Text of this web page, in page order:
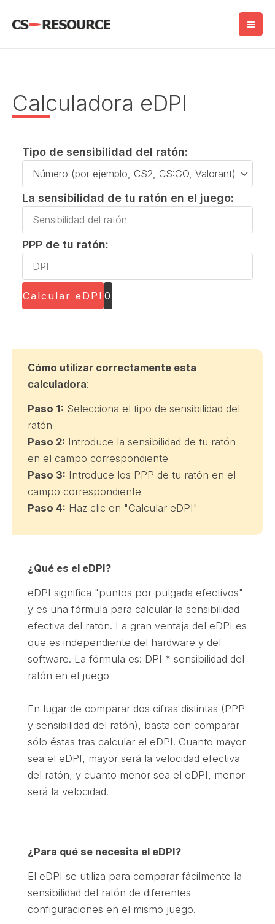
Calculadora eDPI
Tipo de sensibilidad del ratón:
Tipo
de
sensibilidad
del
ratón:
La sensibilidad de tu ratón en el juego:
sensibilidad
de
ratón
en
el
PPP de tu ratón:
PPP
de
tu
ratón:
Calcular eDPI 0
Cómo utilizar correctamente esta
calculadora:
Paso 1: Selecciona el tipo de sensibilidad del
ratón
Paso 2: Introduce la sensibilidad de tu ratón
en el campo correspondiente
Paso 3: Introduce los PPP de tu ratón en el
campo correspondiente
Paso 4: Haz clic en "Calcular eDPI"
¿Qué es el eDPI?
eDPI significa "puntos por pulgada efectivos"
y es una fórmula para calcular la sensibilidad
efectiva del ratón. La gran ventaja del eDPI es
que es independiente del hardware y del
software. La fórmula es: DPI * sensibilidad del
ratón en el juego
En lugar de comparar dos cifras distintas (PPP
y sensibilidad del ratón), basta con comparar
sólo éstas tras calcular el eDPI. Cuanto mayor
sea el eDPI, mayor será la velocidad efectiva
del ratón, y cuanto menor sea el eDPI, menor
será la velocidad.
¿Para qué se necesita el eDPI?
El eDPI se utiliza para comparar fácilmente la
sensibilidad del ratón de diferentes
configuraciones en el mismo juego.